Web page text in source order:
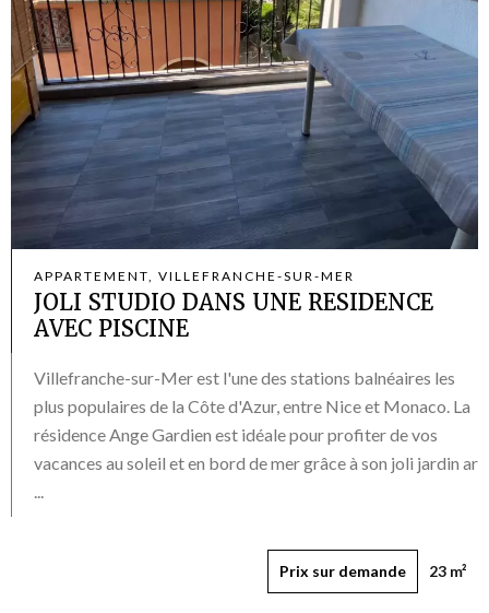
APPARTEMENT, VILLEFRANCHE-SUR-MER
JOLI STUDIO DANS UNE RESIDENCE
AVEC PISCINE
Villefranche-sur-Mer est l'une des stations balnéaires les
plus populaires de la Côte d'Azur, entre Nice et Monaco. La
résidence Ange Gardien est idéale pour profiter de vos
vacances au soleil et en bord de mer grâce à son joli jardin ar
...
23 m²
Prix sur demande